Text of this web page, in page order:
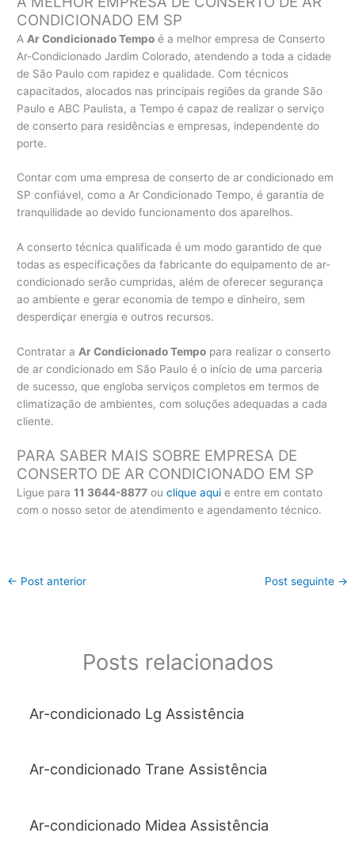
CONDICIONADO EM SP
A Ar Condicionado Tempo é a melhor empresa de Conserto
Ar-Condicionado Jardim Colorado, atendendo a toda a cidade
de São Paulo com rapidez e qualidade. Com técnicos
capacitados, alocados nas principais regiões da grande São
Paulo e ABC Paulista, a Tempo é capaz de realizar o serviço
de conserto para residências e empresas, independente do
porte.
Contar com uma empresa de conserto de ar condicionado em
SP confiável, como a Ar Condicionado Tempo, é garantia de
tranquilidade ao devido funcionamento dos aparelhos.
A conserto técnica qualificada é um modo garantido de que
todas as especificações da fabricante do equipamento de ar-
condicionado serão cumpridas, além de oferecer segurança
ao ambiente e gerar economia de tempo e dinheiro, sem
desperdiçar energia e outros recursos.
Contratar a Ar Condicionado Tempo para realizar o conserto
de ar condicionado em São Paulo é o início de uma parceria
de sucesso, que engloba serviços completos em termos de
climatização de ambientes, com soluções adequadas a cada
cliente.
PARA SABER MAIS SOBRE EMPRESA DE
CONSERTO DE AR CONDICIONADO EM SP
Ligue para11 3644-8877 ouclique aqui e entre em contato
com o nosso setor de atendimento e agendamento técnico.
← Post anterior Post seguinte →
Posts relacionados
Ar-condicionado Lg Assistência
Ar-condicionado Trane Assistência
Ar-condicionado Midea Assistência